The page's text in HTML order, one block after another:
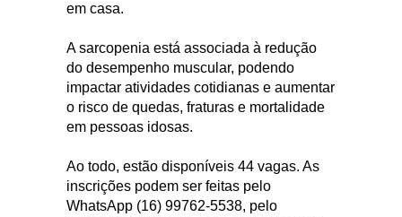
em casa.
A sarcopenia está associada à redução
do desempenho muscular, podendo
impactar atividades cotidianas e aumentar
o risco de quedas, fraturas e mortalidade
em pessoas idosas.
Ao todo, estão disponíveis 44 vagas. As
inscrições podem ser feitas pelo
WhatsApp (16) 99762-5538, pelo